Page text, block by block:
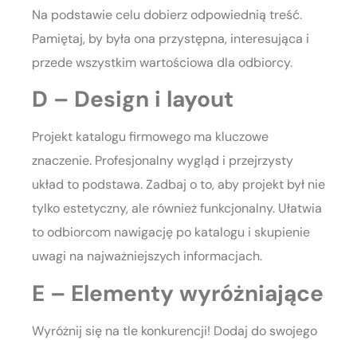
Na podstawie celu dobierz odpowiednią treść.
Pamiętaj, by była ona przystępna, interesująca i
przede wszystkim wartościowa dla odbiorcy.
D – Design i layout
Projekt katalogu firmowego ma kluczowe
znaczenie. Profesjonalny wygląd i przejrzysty
układ to podstawa. Zadbaj o to, aby projekt był nie
tylko estetyczny, ale również funkcjonalny. Ułatwia
to odbiorcom nawigację po katalogu i skupienie
uwagi na najważniejszych informacjach.
E – Elementy wyróżniające
Wyróżnij się na tle konkurencji! Dodaj do swojego